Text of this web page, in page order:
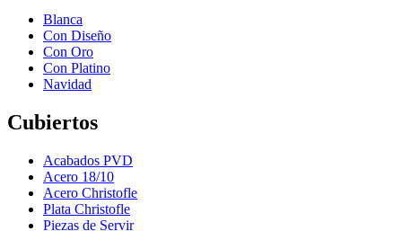
Blanca
Con Diseño
Con Oro
Con Platino
Navidad
Cubiertos
Acabados PVD
Acero 18/10
Acero Christofle
Plata Christofle
Piezas de Servir